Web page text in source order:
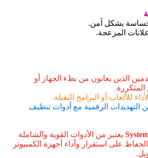
الحساسة بشكل آمن.
المزعجة.
الذين يعانون من بطء الجهاز أو
للألعاب أو البرامج الثقيلة.
التهديدات الرقمية مع أدوات تنظيف
يعتبر من الأدوات القوية والشاملة
على استقرار وأداء أجهزة الكمبيوتر